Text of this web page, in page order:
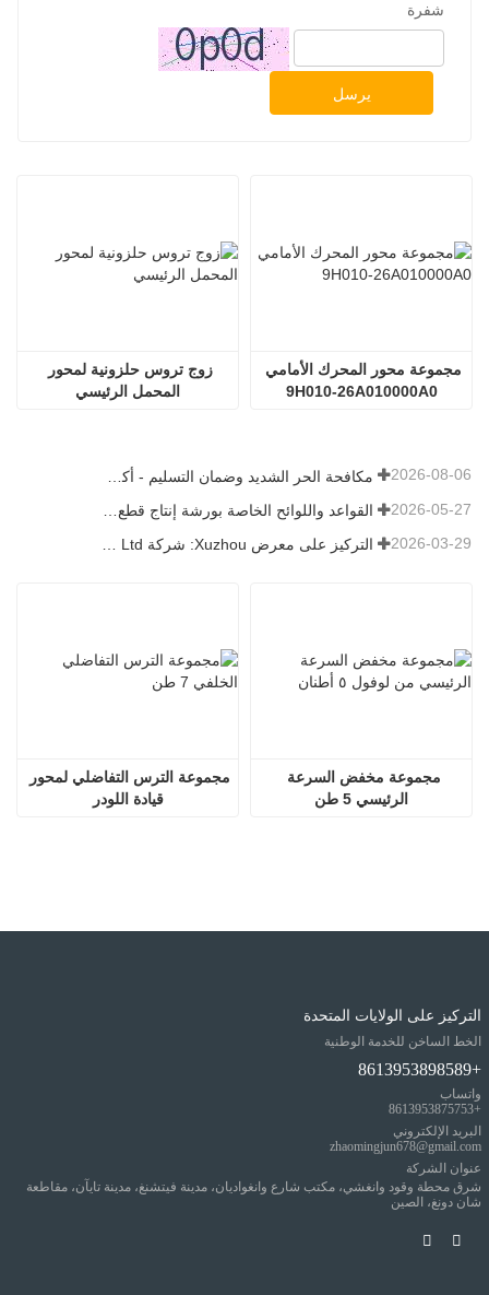
شفرة
يرسل
المحمل الرئيسي
9H010-26A010000A0
2026-08-06
2026-05-27
التركيز على معرض Xuzhou: شركة Shandong Zhaokun Engineering Machinery Co., Ltd. تفسر القوة الجديدة لأجزاء اللودر من خلال "ميزة المصدر" 2026-03-29
قيادة اللودر
الرئيسي 5 طن
التركيز على الولايات المتحدة
الخط الساخن للخدمة الوطنية
+8613953898589
واتساب
+8613953875753
البريد الإلكتروني
zhaomingjun678@gmail.com
عنوان الشركة
شرق محطة وقود وانغشي، مكتب شارع وانغواديان، مدينة فيتشنغ، مدينة تايآن، مقاطعة
شان دونغ، الصين